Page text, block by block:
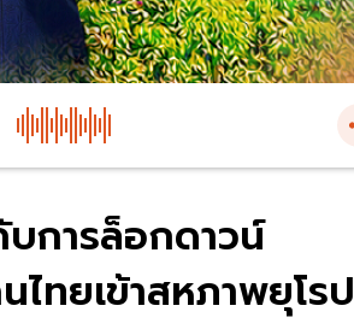
บการล็อกดาวน์
ทยเข้าสหภาพยุโรป